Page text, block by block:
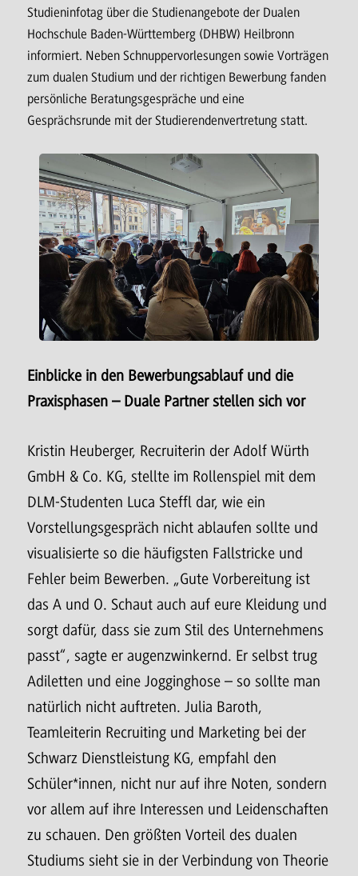
Studieninfotag über die Studienangebote der Dualen
Hochschule Baden-Württemberg (DHBW) Heilbronn
informiert. Neben Schnuppervorlesungen sowie Vorträgen
zum dualen Studium und der richtigen Bewerbung fanden
persönliche Beratungsgespräche und eine
Gesprächsrunde mit der Studierendenvertretung statt.
Einblicke in den Bewerbungsablauf und die
Praxisphasen – Duale Partner stellen sich vor
Kristin Heuberger, Recruiterin der Adolf Würth
GmbH & Co. KG, stellte im Rollenspiel mit dem
DLM-Studenten Luca Steffl dar, wie ein
Vorstellungsgespräch nicht ablaufen sollte und
visualisierte so die häufigsten Fallstricke und
Fehler beim Bewerben. „Gute Vorbereitung ist
das A und O. Schaut auch auf eure Kleidung und
sorgt dafür, dass sie zum Stil des Unternehmens
passt“, sagte er augenzwinkernd. Er selbst trug
Adiletten und eine Jogginghose – so sollte man
natürlich nicht auftreten. Julia Baroth,
Teamleiterin Recruiting und Marketing bei der
Schwarz Dienstleistung KG, empfahl den
Schüler*innen, nicht nur auf ihre Noten, sondern
vor allem auf ihre Interessen und Leidenschaften
zu schauen. Den größten Vorteil des dualen
Studiums sieht sie in der Verbindung von Theorie